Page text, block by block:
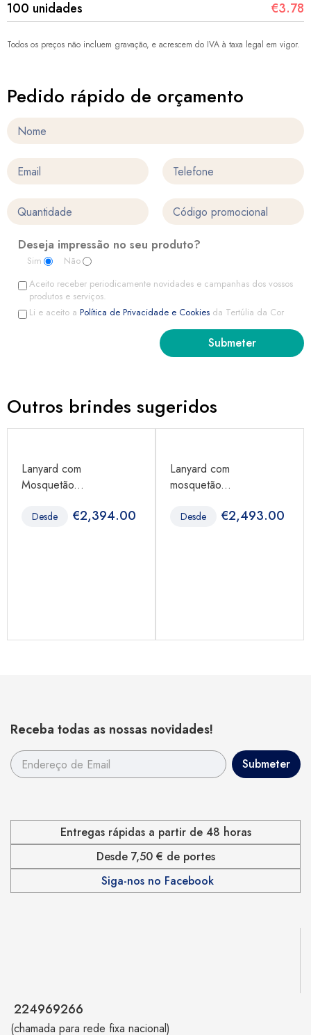
100 unidades
€3.78
Todos os preços não incluem gravação, e acrescem do IVA à taxa legal em vigor.
Pedido rápido de orçamento
Deseja impressão no seu produto?
Sim
Não
Aceito receber periodicamente novidades e campanhas dos vossos
produtos e serviços.
Li e aceito a Política de Privacidade e Cookies da Tertúlia da Cor
Outros brindes sugeridos
Lanyard com
Mosquetão...
Desde €2,394.00
Lanyard com
mosquetão...
Desde €2,493.00
Receba todas as nossas novidades!
Entregas rápidas a partir de 48 horas
Desde 7,50 € de portes
Siga-nos no Facebook
224969266
(chamada para rede fixa nacional)